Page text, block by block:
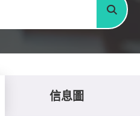
搜尋
信息圖